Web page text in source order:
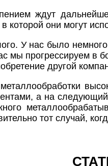
ждут
которой они могут
У нас было
мы прогрессируем в
другой
а на
тот случай,